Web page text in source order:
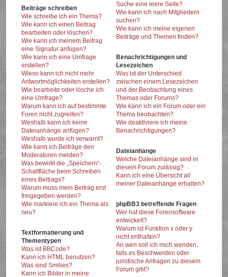
Beiträge schreiben
Wie schreibe ich ein Thema?
Wie kann ich einen Beitrag
bearbeiten oder löschen?
Wie kann ich meinem Beitrag
eine Signatur anfügen?
Wie kann ich eine Umfrage
erstellen?
Wieso kann ich nicht mehr
Antwortmöglichkeiten erstellen?
Wie bearbeite oder lösche ich
eine Umfrage?
Warum kann ich auf bestimmte
Foren nicht zugreifen?
Weshalb kann ich keine
Dateianhänge anfügen?
Weshalb wurde ich verwarnt?
Wie kann ich Beiträge den
Moderatoren melden?
Was bewirkt die „Speichern“-
Schaltfläche beim Schreiben
eines Beitrags?
Warum muss mein Beitrag erst
freigegeben werden?
Wie markiere ich ein Thema als
neu?
Textformatierung und
Thementypen
Was ist BBCode?
Kann ich HTML benutzen?
Was sind Smilies?
Kann ich Bilder in meine
Suche eine leere Seite?
Wie kann ich nach Mitgliedern
suchen?
Wie kann ich meine eigenen
Beiträge und Themen finden?
Benachrichtigungen und
Lesezeichen
Was ist der Unterschied
zwischen einem Lesezeichen
und der Beobachtung eines
Themas oder Forums?
Wie kann ich ein Forum oder ein
Thema beobachten?
Wie deaktiviere ich meine
Benachrichtigungen?
Dateianhänge
Welche Dateianhänge sind in
diesem Forum zulässig?
Kann ich eine Übersicht all
meiner Dateianhänge erhalten?
phpBB3 betreffende Fragen
Wer hat diese Forensoftware
entwickelt?
Warum ist Funktion x oder y
nicht enthalten?
An wen soll ich mich wenden,
falls es Beschwerden oder
juristische Anfragen zu diesem
Forum gibt?